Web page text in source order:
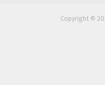
Copyright ©